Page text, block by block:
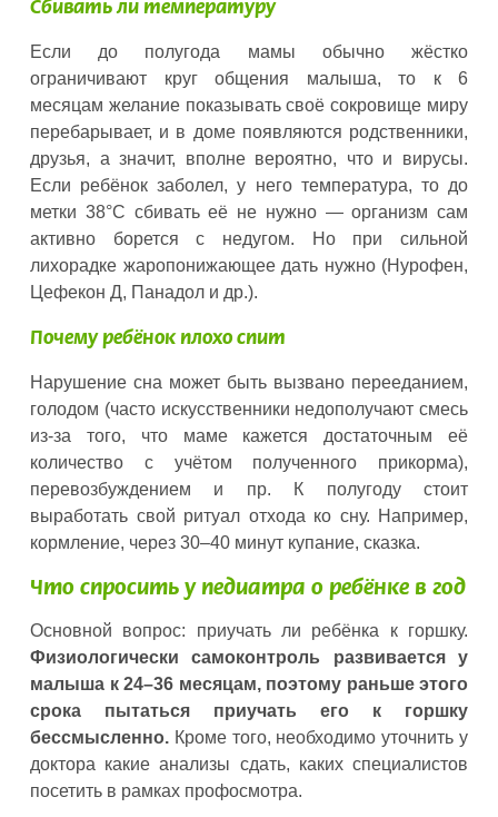
Сбивать ли температуру
Если до полугода мамы обычно жёстко
ограничивают круг общения малыша, то к 6
месяцам желание показывать своё сокровище миру
перебарывает, и в доме появляются родственники,
друзья, а значит, вполне вероятно, что и вирусы.
Если ребёнок заболел, у него температура, то до
метки 38°C сбивать её не нужно — организм сам
активно борется с недугом. Но при сильной
лихорадке жаропонижающее дать нужно (Нурофен,
Цефекон Д, Панадол и др.).
Почему ребёнок плохо спит
Нарушение сна может быть вызвано перееданием,
голодом (часто искусственники недополучают смесь
из-за того, что маме кажется достаточным её
количество с учётом полученного прикорма),
перевозбуждением и пр. К полугоду стоит
выработать свой ритуал отхода ко сну. Например,
кормление, через 30–40 минут купание, сказка.
Что спросить у педиатра о ребёнке в год
Основной вопрос: приучать ли ребёнка к горшку.
Физиологически самоконтроль развивается у
малыша к 24–36 месяцам, поэтому раньше этого
срока пытаться приучать его к горшку
бессмысленно. Кроме того, необходимо уточнить у
доктора какие анализы сдать, каких специалистов
посетить в рамках профосмотра.